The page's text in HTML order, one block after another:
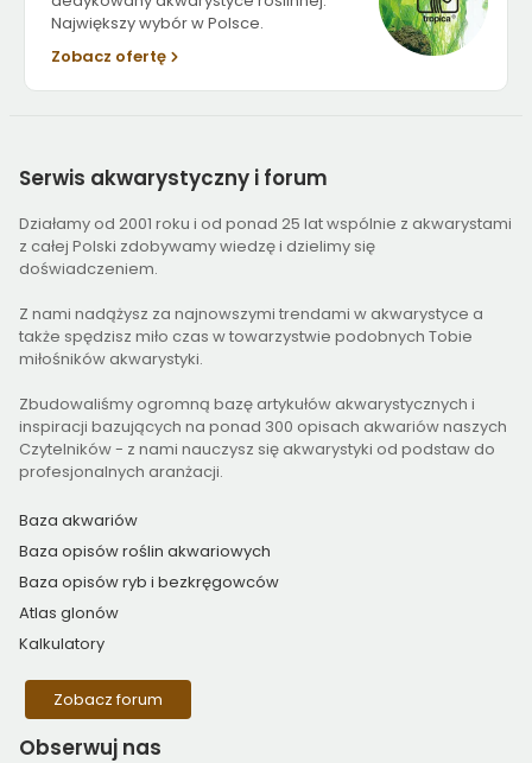
Największy wybór w Polsce.
Zobacz ofertę
Serwis akwarystyczny i forum
Działamy od 2001 roku i od ponad 25 lat wspólnie z akwarystami
z całej Polski zdobywamy wiedzę i dzielimy się
doświadczeniem.
Z nami nadążysz za najnowszymi trendami w akwarystyce a
także spędzisz miło czas w towarzystwie podobnych Tobie
miłośników akwarystyki.
Zbudowaliśmy ogromną bazę artykułów akwarystycznych i
inspiracji bazujących na ponad 300 opisach akwariów naszych
Czytelników - z nami nauczysz się akwarystyki od podstaw do
profesjonalnych aranżacji.
Baza akwariów
Baza opisów roślin akwariowych
Baza opisów ryb i bezkręgowców
Atlas glonów
Kalkulatory
Zobacz forum
Obserwuj nas